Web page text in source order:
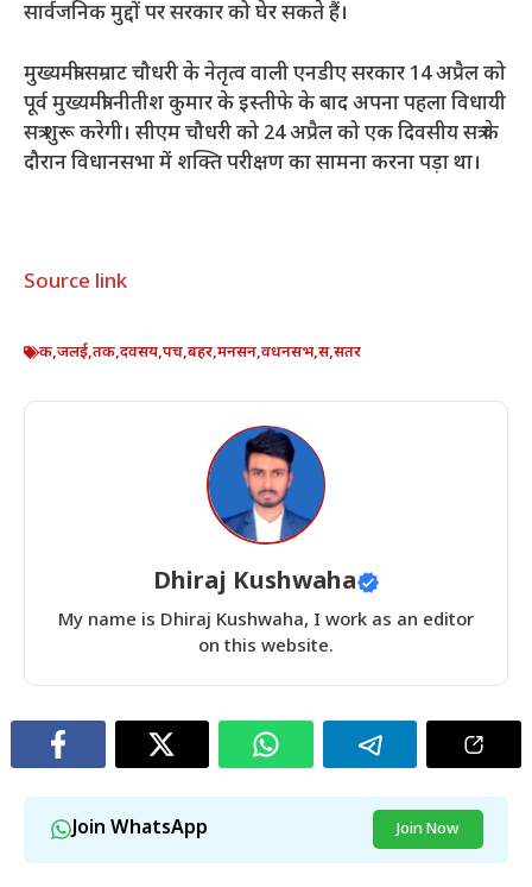
सार्वजनिक मुद्दों पर सरकार को घेर सकते हैं।
मुख्यमंत्री सम्राट चौधरी के नेतृत्व वाली एनडीए सरकार 14 अप्रैल को
पूर्व मुख्यमंत्री नीतीश कुमार के इस्तीफे के बाद अपना पहला विधायी
सत्र शुरू करेगी। सीएम चौधरी को 24 अप्रैल को एक दिवसीय सत्र के
दौरान विधानसभा में शक्ति परीक्षण का सामना करना पड़ा था।
Source link
क,जलई,तक,दवसय,पच,बहर,मनसन,वधनसभ,स,सतर
Dhiraj Kushwaha
My name is Dhiraj Kushwaha, I work as an editor
on this website.
Join WhatsApp Join Now